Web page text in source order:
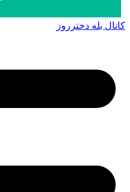
کانال بله دخترروز